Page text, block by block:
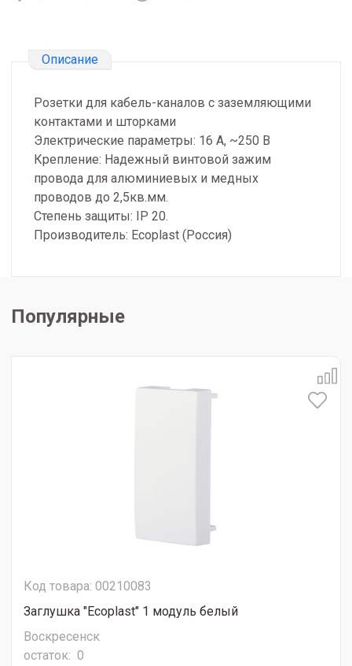
Описание
Розетки для кабель-каналов с заземляющими
контактами и шторками
Электрические параметры: 16 А, ~250 В
Крепление: Надежный винтовой зажим
провода для алюминиевых и медных
проводов до 2,5кв.мм.
Степень защиты: IP 20.
Производитель: Ecoplast (Россия)
Популярные
Код товара: 00210083
Заглушка "Ecoplast" 1 модуль белый
Воскресенск
остаток: 0